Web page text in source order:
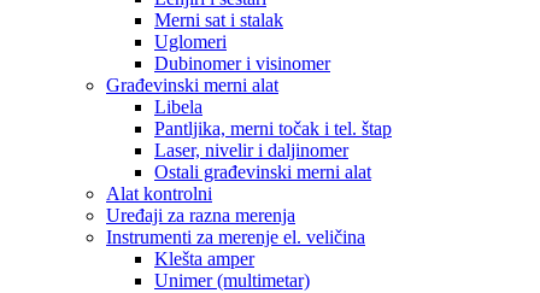
Merni sat i stalak
Uglomeri
Dubinomer i visinomer
Građevinski merni alat
Libela
Pantljika, merni točak i tel. štap
Laser, nivelir i daljinomer
Ostali građevinski merni alat
Alat kontrolni
Uređaji za razna merenja
Instrumenti za merenje el. veličina
Klešta amper
Unimer (multimetar)